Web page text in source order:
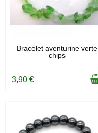
EN STOCK
Bracelet aventurine verte
chips
3,90 €